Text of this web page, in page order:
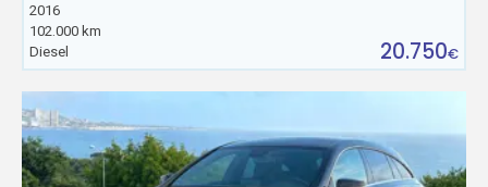
2016
102.000 km
Diesel
20.750€